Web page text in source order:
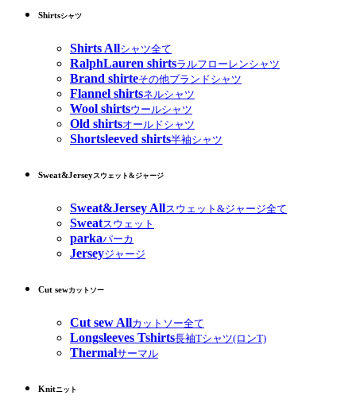
Shirtsシャツ
Shirts Allシャツ全て
RalphLauren shirtsラルフローレンシャツ
Brand shirteその他ブランドシャツ
Flannel shirtsネルシャツ
Wool shirtsウールシャツ
Old shirtsオールドシャツ
Shortsleeved shirts半袖シャツ
Sweat&Jerseyスウェット&ジャージ
Sweat&Jersey Allスウェット&ジャージ全て
Sweatスウェット
parkaパーカ
Jerseyジャージ
Cut sewカットソー
Cut sew Allカットソー全て
Longsleeves Tshirts長袖Tシャツ(ロンT)
Thermalサーマル
Knitニット